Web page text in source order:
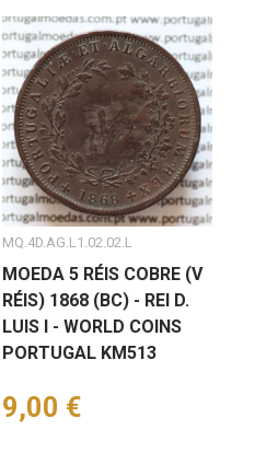
MQ.4D.AG.L1.02.02.L
MOEDA 5 RÉIS COBRE (V
RÉIS) 1868 (BC) - REI D.
LUIS I - WORLD COINS
PORTUGAL KM513
Preço
9,00 €